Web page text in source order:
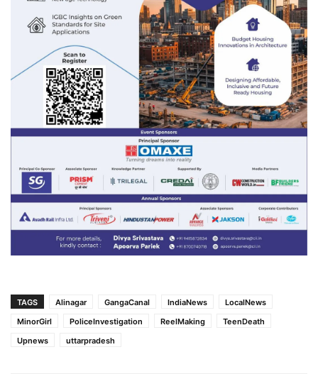
TAGS Alinagar GangaCanal IndiaNews
LocalNews
MinorGirl
PoliceInvestigation ReelMaking
TeenDeath
Upnews
uttarpradesh